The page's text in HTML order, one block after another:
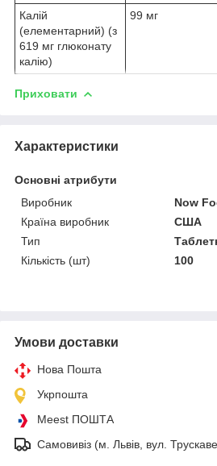
Калій
(елементарний) (з
619 мг глюконату
калію)
99 мг
Приховати
Характеристики
Основні атрибути
Виробник
Now
Країна виробник
США
Тип
Кількість (шт)
100
Умови доставки
Нова Пошта
Укрпошта
Meest ПОШТА
Самовивіз (м. Львів, вул.